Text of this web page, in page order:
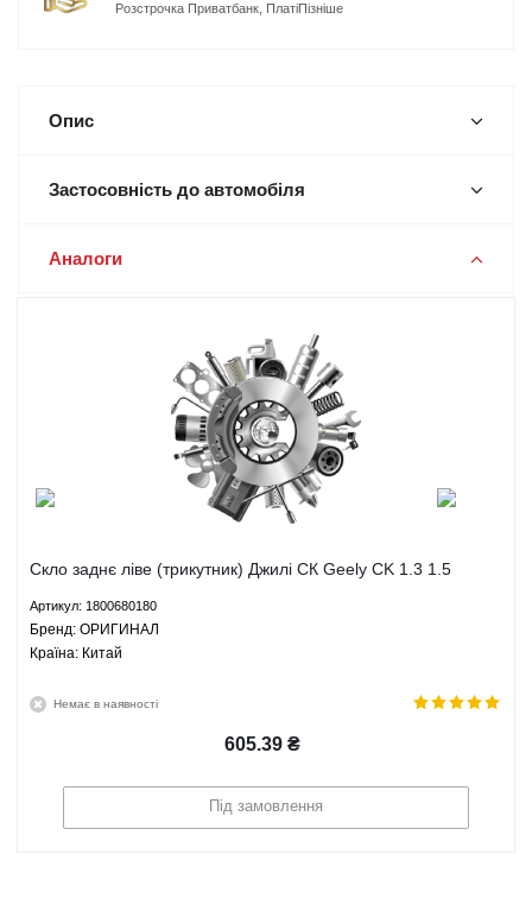
Розстрочка Приватбанк, ПлатіПізніше
Опис
Застосовність до автомобіля
Аналоги
Скло заднє ліве (трикутник) Джилі СК Geely CK 1.3 1.5
Артикул: 1800680180
Брeнд: ОРИГИНАЛ
Країна: Китай
Немає в наявності
605.39₴
Під замовлення